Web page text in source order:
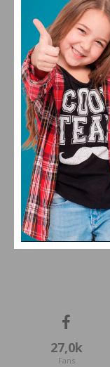
FARMACIAS
FERREIRA
27,0k
Fans